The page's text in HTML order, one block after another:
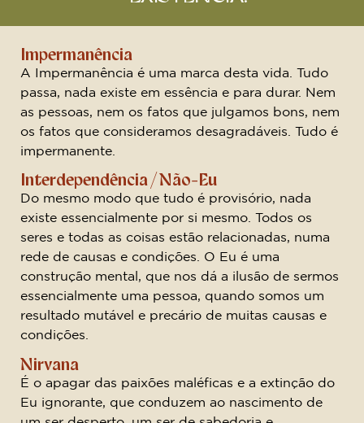
Impermanência
A Impermanência é uma marca desta vida. Tudo
passa, nada existe em essência e para durar. Nem
as pessoas, nem os fatos que julgamos bons, nem
os fatos que consideramos desagradáveis. Tudo é
impermanente.
Interdependência / Não-Eu
Do mesmo modo que tudo é provisório, nada
existe essencialmente por si mesmo. Todos os
seres e todas as coisas estão relacionadas, numa
rede de causas e condições. O Eu é uma
construção mental, que nos dá a ilusão de sermos
essencialmente uma pessoa, quando somos um
resultado mutável e precário de muitas causas e
condições.
Nirvana
É o apagar das paixões maléficas e a extinção do
Eu ignorante, que conduzem ao nascimento de